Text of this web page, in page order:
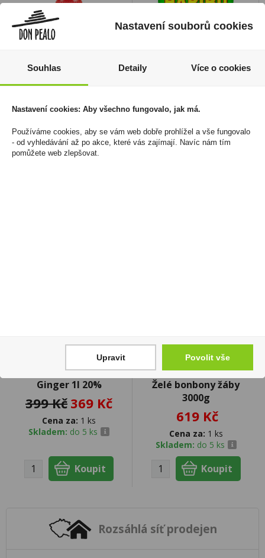
Liquid SilverCig 10ml
Red Tobacco 12mg/ml
150 Kč
Cena za:1 ks
Haribo Phantasia - Želé
bonbony ovocná
zvířátka 175g (sáček)
33 Kč
Becherovka Orange &
Ginger 1l 20%
399 Kč 369 Kč
Cena za: 1 ks
Skladem: do 5 ks
Haribo Quaxi Fröschli -
Želé bonbony žáby
3000g
619 Kč
Cena za: 1 ks
Skladem: do 5 ks
Rozsáhlá síť prodejen
Nastavení souborů cookies
Souhlas Detaily Více o cookies
Nastavení cookies: Aby všechno fungovalo, jak má.
Používáme cookies, aby se vám web dobře prohlížel a vše fungovalo
- od vyhledávání až po akce, které vás zajímají. Navíc nám tím
pomůžete web zlepšovat.
Upravit Povolit vše